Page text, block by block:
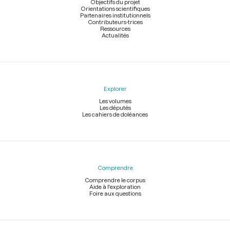
Objectifs du projet
Orientations scientifiques
Partenaires institutionnels
Contributeurs-trices
Ressources
Actualités
Explorer
Les volumes
Les députés
Les cahiers de doléances
Comprendre
Comprendre le corpus
Aide à l'exploration
Foire aux questions